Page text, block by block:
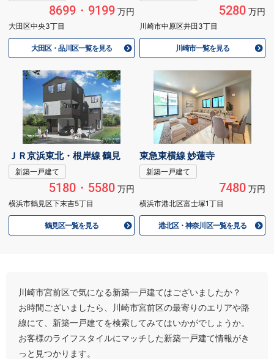
8699・9199万円
大田区中央3丁目
大田区・品川区一覧を見る
5280万円
川崎市中原区井田3丁目
川崎市一覧を見る
ＪＲ京浜東北・根岸線 鶴見
新築一戸建て
5180・5580万円
横浜市鶴見区下末吉5丁目
鶴見区一覧を見る
東急東横線 妙蓮寺
新築一戸建て
7480万円
横浜市港北区富士塚1丁目
港北区・神奈川区一覧を見る
川崎市宮前区で気になる新築一戸建てはございましたか？
お時間ございましたら、川崎市宮前区の最寄りのエリアや路
線にて、新築一戸建てを検索してみてはいかがでしょうか。
お客様のライフスタイルにマッチした新築一戸建て情報がき
っと見つかります。